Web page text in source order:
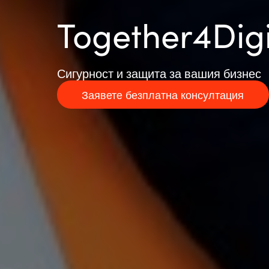
Сигурност и защита за вашия бизнес
Заявете безплатна консултация